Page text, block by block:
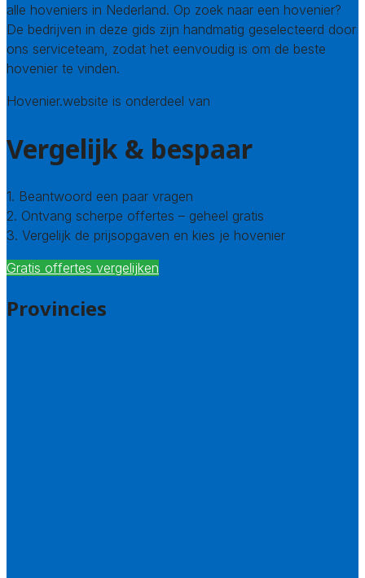
alle hoveniers in Nederland. Op zoek naar een hovenier?
De bedrijven in deze gids zijn handmatig geselecteerd door
ons serviceteam, zodat het eenvoudig is om de beste
hovenier te vinden.
Hovenier.website is onderdeel van
Vergelijk & bespaar
1. Beantwoord een paar vragen
2. Ontvang scherpe offertes – geheel gratis
3. Vergelijk de prijsopgaven en kies je hovenier
Gratis offertes vergelijken
Provincies